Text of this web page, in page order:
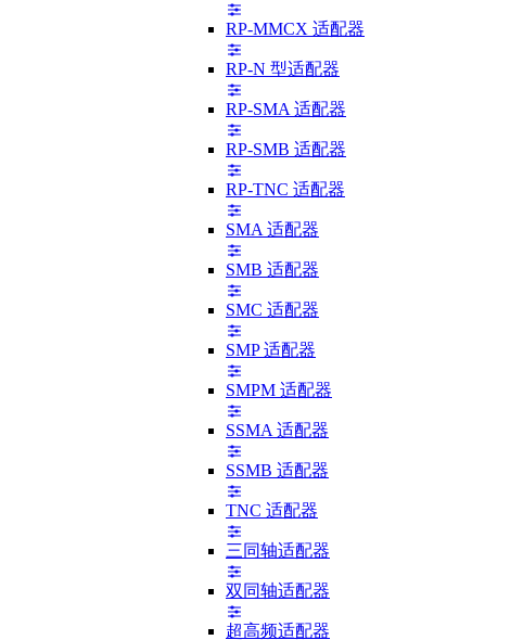
RP-MMCX 适配器
RP-N 型适配器
RP-SMA 适配器
RP-SMB 适配器
RP-TNC 适配器
SMA 适配器
SMB 适配器
SMC 适配器
SMP 适配器
SMPM 适配器
SSMA 适配器
SSMB 适配器
TNC 适配器
三同轴适配器
双同轴适配器
超高频适配器